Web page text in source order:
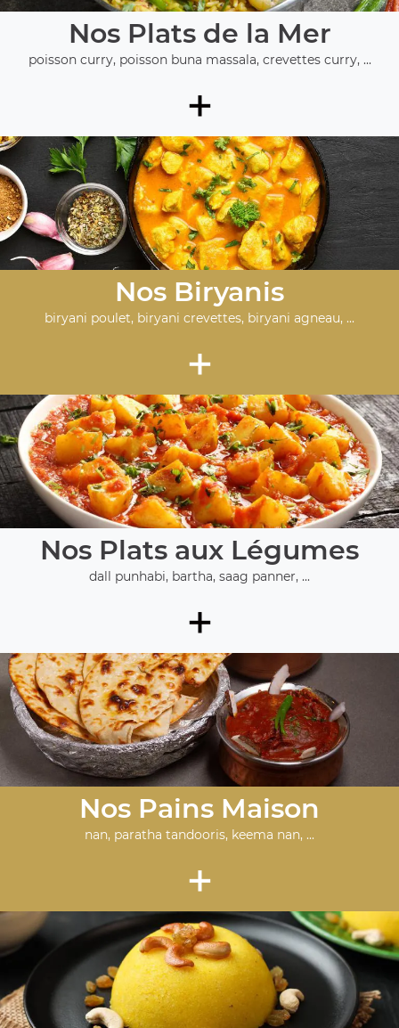
Nos Plats de la Mer
poisson curry, poisson buna massala, crevettes curry, ...
+
Nos Biryanis
biryani poulet, biryani crevettes, biryani agneau, ...
+
Nos Plats aux Légumes
dall punhabi, bartha, saag panner, ...
+
Nos Pains Maison
nan, paratha tandooris, keema nan, ...
+